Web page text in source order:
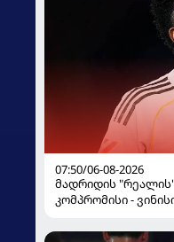
07:50/06-08-2026
მადრიდის
კომპრომისი -